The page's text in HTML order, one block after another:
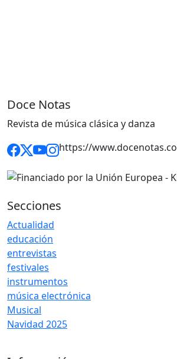
Doce Notas
Revista de música clásica y danza
https://
Secciones
Actualidad
educación
entrevistas
festivales
instrumentos
música electrónica
Musical
Navidad 2025